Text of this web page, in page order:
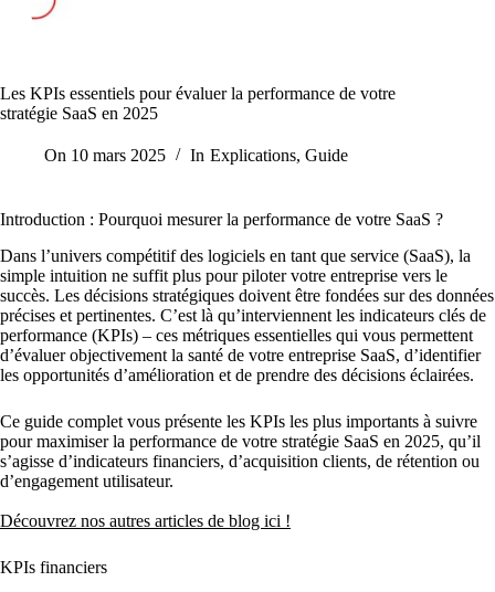
Les KPIs essentiels pour évaluer la performance de votre
stratégie SaaS en 2025
On 10 mars 2025 In Explications, Guide
Introduction : Pourquoi mesurer la performance de votre SaaS ?
Dans l’univers compétitif des logiciels en tant que service (SaaS), la
simple intuition ne suffit plus pour piloter votre entreprise vers le
succès. Les décisions stratégiques doivent être fondées sur des données
précises et pertinentes. C’est là qu’interviennent les indicateurs clés de
performance (KPIs) – ces métriques essentielles qui vous permettent
d’évaluer objectivement la santé de votre entreprise SaaS, d’identifier
les opportunités d’amélioration et de prendre des décisions éclairées.
Ce guide complet vous présente les KPIs les plus importants à suivre
pour maximiser la performance de votre stratégie SaaS en 2025, qu’il
s’agisse d’indicateurs financiers, d’acquisition clients, de rétention ou
d’engagement utilisateur.
Découvrez nos autres articles de blog ici !
KPIs financiers